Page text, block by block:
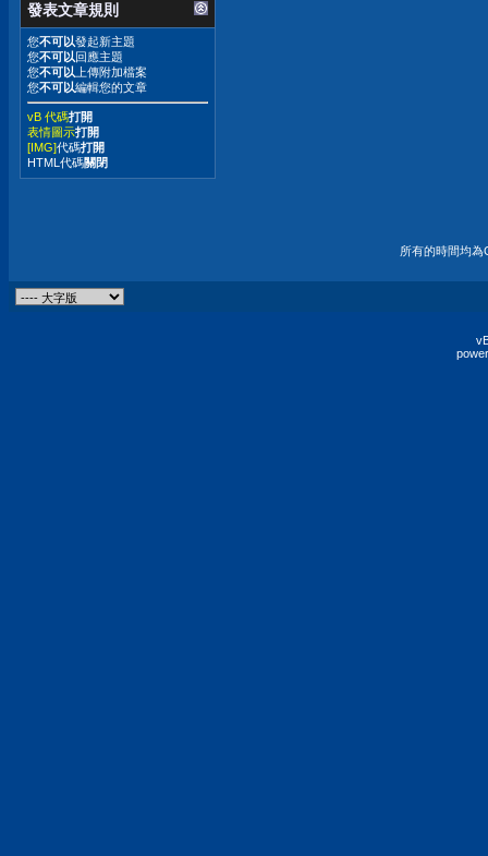
發表文章規則
您不可以發起新主題
您不可以回應主題
您不可以 上傳附加檔案
您不可以編輯您的文章
vB 代碼打開
表情圖示打開
[IMG]代碼打開
HTML代碼關閉
所有的時間均為